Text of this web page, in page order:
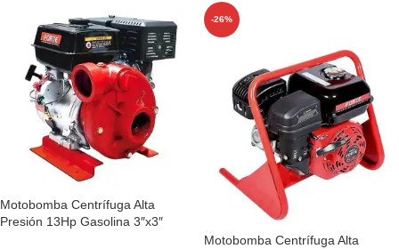
Motobomba Centrífuga Alta
Presión 13Hp Gasolina 3″x3″
-26%
Motobomba Centrífuga Alta